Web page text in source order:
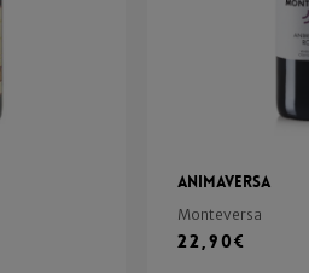
Animaversa
Monteversa
22,90€